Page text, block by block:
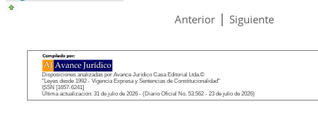
Anterior | Siguiente
Disposiciones analizadas por Avance Jurídico Casa Editorial Ltda.©
"Leyes desde 1992 - Vigencia Expresa y Sentencias de Constitucionalidad"
ISSN [1657-6241]
Última actualización: 31 de julio de 2026 - (Diario Oficial No. 53.562 - 23 de julio de 2026)